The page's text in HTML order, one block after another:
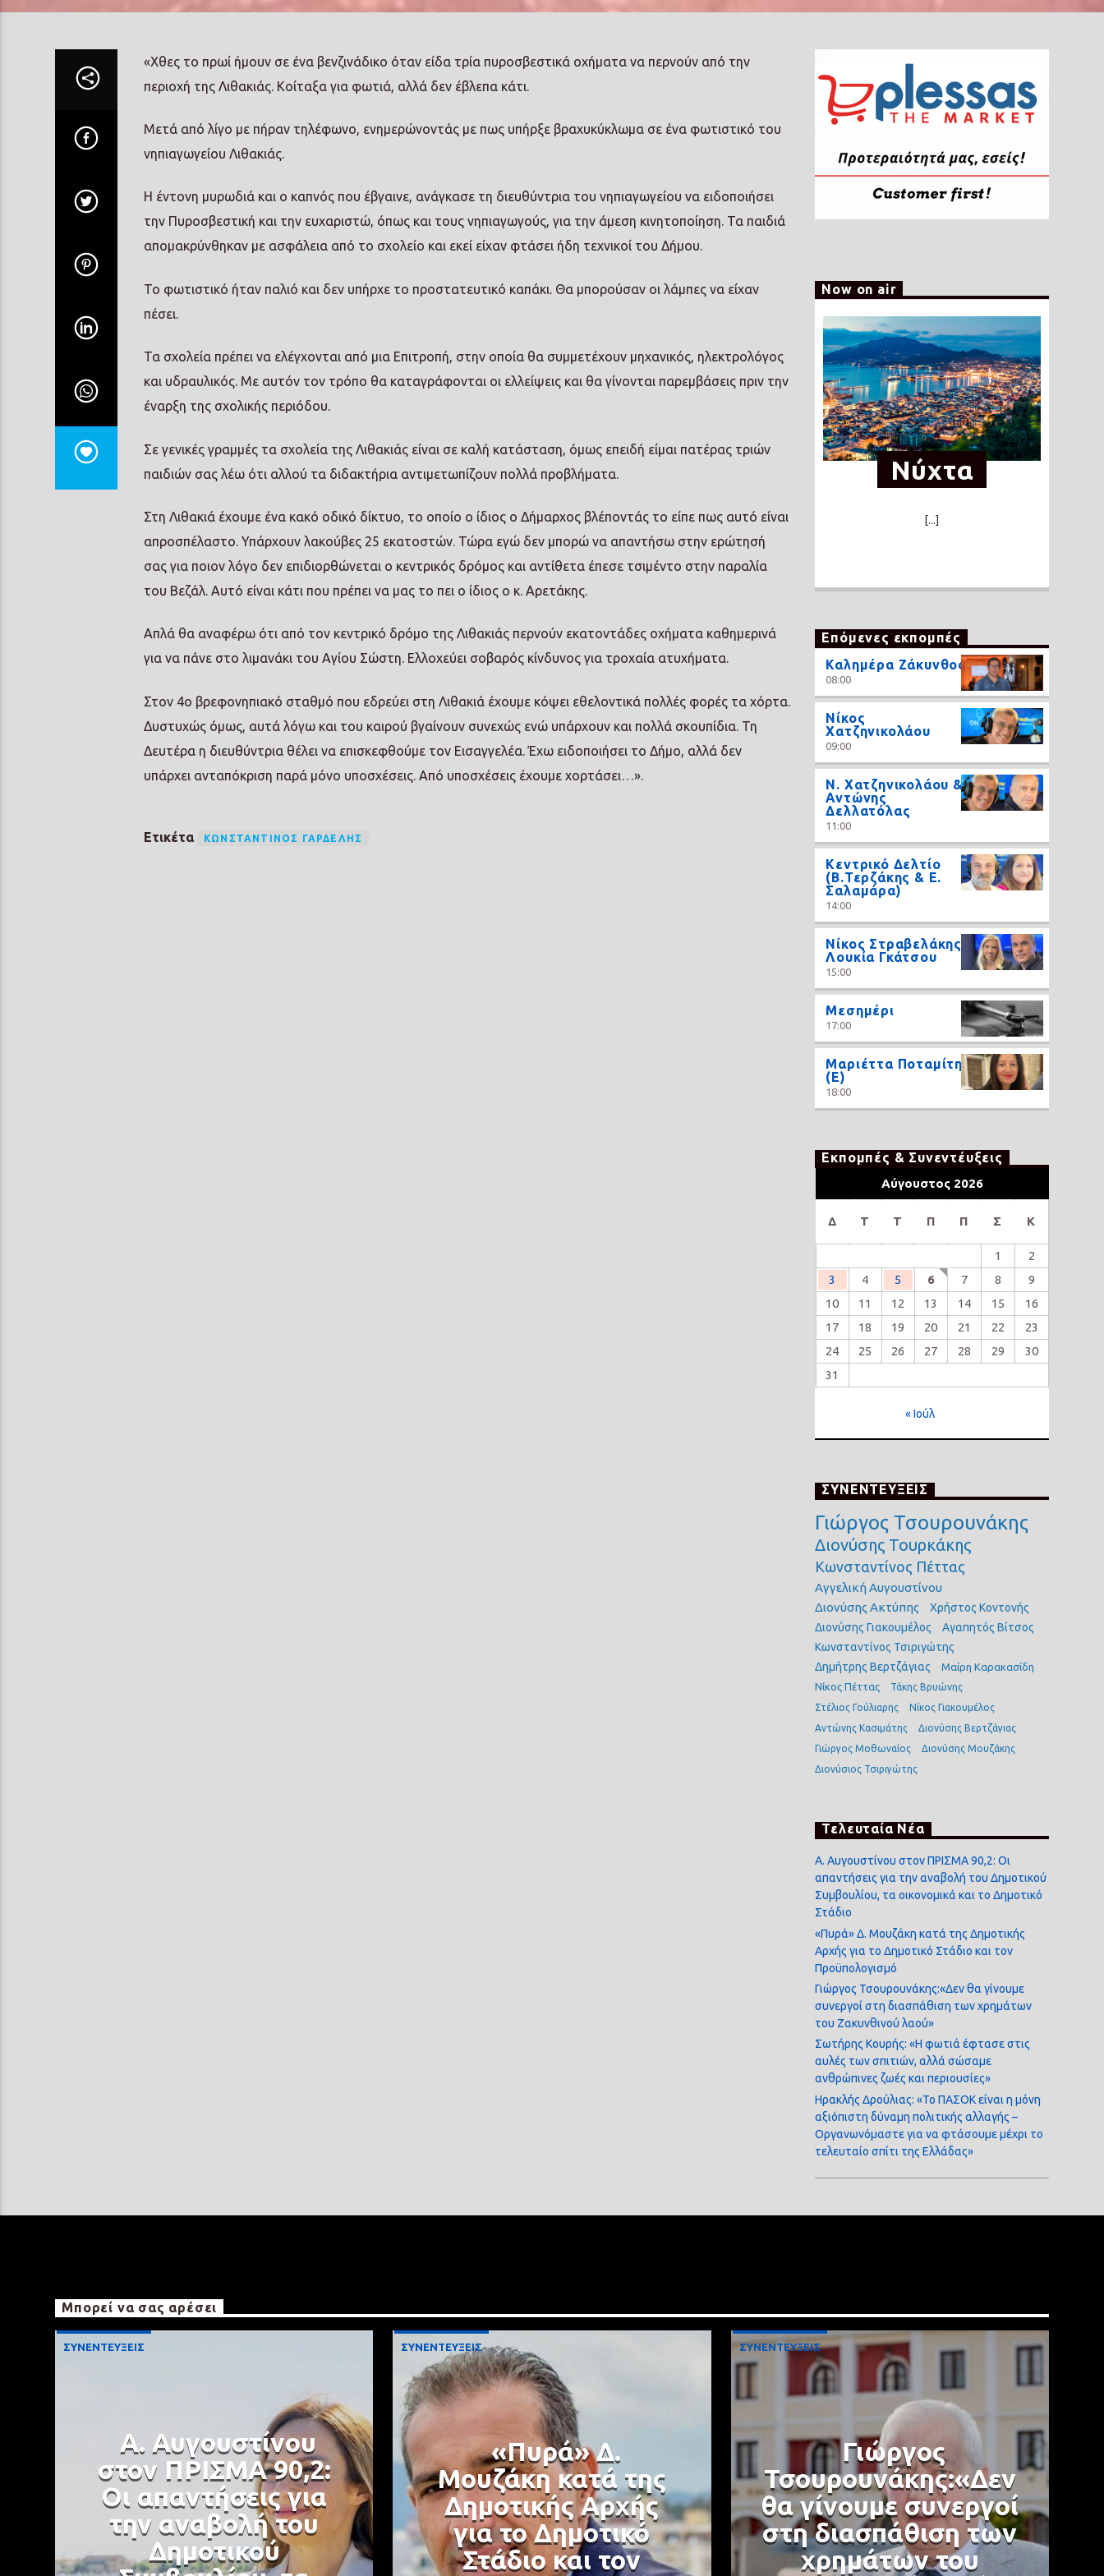
«Χθες το πρωί ήμουν σε ένα βενζινάδικο όταν είδα τρία πυροσβεστικά οχήματα να περνούν από την
περιοχή της Λιθακιάς. Κοίταξα για φωτιά, αλλά δεν έβλεπα κάτι.
Μετά από λίγο με πήραν τηλέφωνο, ενημερώνοντάς με πως υπήρξε βραχυκύκλωμα σε ένα φωτιστικό του
νηπιαγωγείου Λιθακιάς.
Η έντονη μυρωδιά και ο καπνός που έβγαινε, ανάγκασε τη διευθύντρια του νηπιαγωγείου να ειδοποιήσει
την Πυροσβεστική και την ευχαριστώ, όπως και τους νηπιαγωγούς, για την άμεση κινητοποίηση. Τα παιδιά
απομακρύνθηκαν με ασφάλεια από το σχολείο και εκεί είχαν φτάσει ήδη τεχνικοί του Δήμου.
Το φωτιστικό ήταν παλιό και δεν υπήρχε το προστατευτικό καπάκι. Θα μπορούσαν οι λάμπες να είχαν
πέσει.
Τα σχολεία πρέπει να ελέγχονται από μια Επιτροπή, στην οποία θα συμμετέχουν μηχανικός, ηλεκτρολόγος
και υδραυλικός. Με αυτόν τον τρόπο θα καταγράφονται οι ελλείψεις και θα γίνονται παρεμβάσεις πριν την
έναρξη της σχολικής περιόδου.
Σε γενικές γραμμές τα σχολεία της Λιθακιάς είναι σε καλή κατάσταση, όμως επειδή είμαι πατέρας τριών
παιδιών σας λέω ότι αλλού τα διδακτήρια αντιμετωπίζουν πολλά προβλήματα.
Στη Λιθακιά έχουμε ένα κακό οδικό δίκτυο, το οποίο ο ίδιος ο Δήμαρχος βλέποντάς το είπε πως αυτό είναι
απροσπέλαστο. Υπάρχουν λακούβες 25 εκατοστών. Τώρα εγώ δεν μπορώ να απαντήσω στην ερώτησή
σας για ποιον λόγο δεν επιδιορθώνεται ο κεντρικός δρόμος και αντίθετα έπεσε τσιμέντο στην παραλία
του Βεζάλ. Αυτό είναι κάτι που πρέπει να μας το πει ο ίδιος ο κ. Αρετάκης.
Απλά θα αναφέρω ότι από τον κεντρικό δρόμο της Λιθακιάς περνούν εκατοντάδες οχήματα καθημερινά
για να πάνε στο λιμανάκι του Αγίου Σώστη. Ελλοχεύει σοβαρός κίνδυνος για τροχαία ατυχήματα.
Στον 4ο βρεφονηπιακό σταθμό που εδρεύει στη Λιθακιά έχουμε κόψει εθελοντικά πολλές φορές τα χόρτα.
Δυστυχώς όμως, αυτά λόγω και του καιρού βγαίνουν συνεχώς ενώ υπάρχουν και πολλά σκουπίδια. Τη
Δευτέρα η διευθύντρια θέλει να επισκεφθούμε τον Εισαγγελέα. Έχω ειδοποιήσει το Δήμο, αλλά δεν
υπάρχει ανταπόκριση παρά μόνο υποσχέσεις. Από υποσχέσεις έχουμε χορτάσει…».
Ετικέτα ΚΩΝΣΤΑΝΤΊΝΟΣ ΓΑΡΔΈΛΗΣ
Now on air
Νύχτα
[...]
Επόμενες εκπομπές
Καλημέρα Ζάκυνθος
08:00
Νίκος
Χατζηνικολάου
09:00
N. Χατζηνικολάου &
Αντώνης
Δελλατόλας
11:00
Κεντρικό Δελτίο
(Β.Τερζάκης & Ε.
Σαλαμάρα)
14:00
Νίκος Στραβελάκης,
Λουκία Γκάτσου
15:00
Μεσημέρι
17:00
Μαριέττα Ποταμίτη
(Ε)
18:00
Εκπομπές & Συνεντέυξεις
Αύγουστος 2026
Δ Τ Τ Π Π Σ Κ
1
2
3
4 5 6 7 8
9
10
11 12 13 14 15
16
17
18 19 20 21 22
23
24
25 26 27 28 29
30
31
« Ιούλ
ΣΥΝΕΝΤΕΥΞΕΙΣ
Γιώργος Τσουρουνάκης
Διονύσης Τουρκάκης
Κωνσταντίνος Πέττας
Αγγελική Αυγουστίνου
Διονύσης Ακτύπης
Χρήστος Κοντονής
Διονύσης Γιακουμέλος
Αγαπητός Βίτσος
Κωνσταντίνος Τσιριγώτης
Δημήτρης Βερτζάγιας
Μαίρη Καρακασίδη
Νίκος Πέττας
Τάκης Βρυώνης
Στέλιος Γούλιαρης
Νίκος Γιακουμέλος
Αντώνης Κασιμάτης
Διονύσης Βερτζάγιας
Γιώργος Μοθωναίος
Διονύσης Μουζάκης
Διονύσιος Τσιριγώτης
Τελευταία Νέα
Α. Αυγουστίνου στον ΠΡΙΣΜΑ 90,2: Οι
απαντήσεις για την αναβολή του Δημοτικού
Συμβουλίου, τα οικονομικά και το Δημοτικό
Στάδιο
«Πυρά» Δ. Μουζάκη κατά της Δημοτικής
Αρχής για το Δημοτικό Στάδιο και τον
Προϋπολογισμό
Γιώργος Τσουρουνάκης:«Δεν θα γίνουμε
συνεργοί στη διασπάθιση των χρημάτων
του Ζακυνθινού λαού»
Σωτήρης Κουρής: «Η φωτιά έφτασε στις
αυλές των σπιτιών, αλλά σώσαμε
ανθρώπινες ζωές και περιουσίες»
Ηρακλής Δρούλιας: «Το ΠΑΣΟΚ είναι η μόνη
αξιόπιστη δύναμη πολιτικής αλλαγής –
Οργανωνόμαστε για να φτάσουμε μέχρι το
τελευταίο σπίτι της Ελλάδας»
Μπορεί να σας αρέσει
ΣΥΝΕΝΤΕΥΞΕΙΣ
Α. Αυγουστίνου
στον ΠΡΙΣΜΑ 90,2:
Οι απαντήσεις για
την αναβολή του
Δημοτικού
ΣΥΝΕΝΤΕΥΞΕΙΣ
«Πυρά» Δ.
Μουζάκη κατά της
Δημοτικής Αρχής
για το Δημοτικό
Στάδιο και τον
ΣΥΝΕΝΤΕΥΞΕΙΣ
Γιώργος
Τσουρουνάκης:«Δεν
θα γίνουμε συνεργοί
στη διασπάθιση των
χρημάτων του